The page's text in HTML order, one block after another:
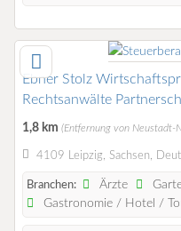
Ebner Stolz
Rechtsanwälte
1,8 km (Entfernung von Neustadt-
4109 Leipzig, Sachsen,
Branchen: Ärzte
Gastronomie / Hotel /